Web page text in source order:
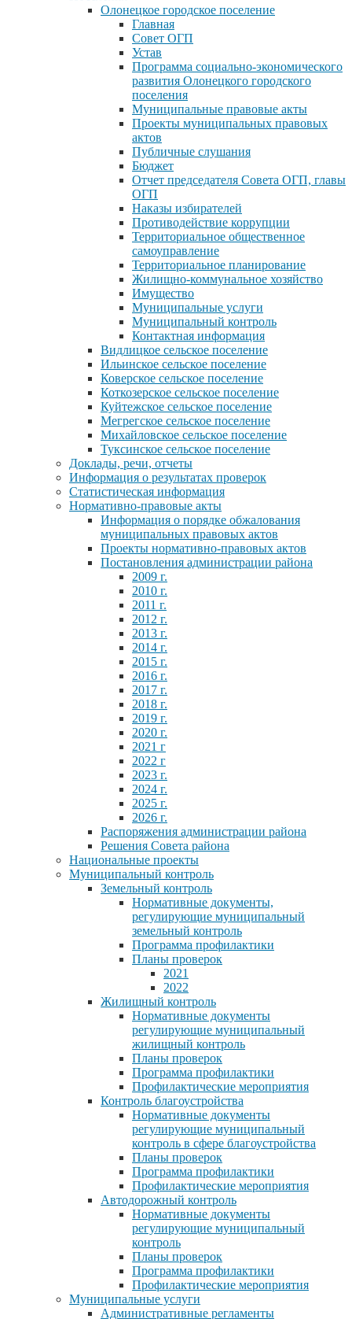
Олонецкое городское поселение
Главная
Совет ОГП
Устав
Программа социально-экономического
развития Олонецкого городского
поселения
Муниципальные правовые акты
Проекты муниципальных правовых
актов
Публичные слушания
Бюджет
Отчет председателя Совета ОГП, главы
ОГП
Наказы избирателей
Противодействие коррупции
Территориальное общественное
самоуправление
Территориальное планирование
Жилищно-коммунальное хозяйство
Имущество
Муниципальные услуги
Муниципальный контроль
Контактная информация
Видлицкое сельское поселение
Ильинское сельское поселение
Коверское сельское поселение
Коткозерское сельское поселение
Куйтежское сельское поселение
Мегрегское сельское поселение
Михайловское сельское поселение
Туксинское сельское поселение
Доклады, речи, отчеты
Информация о результатах проверок
Статистическая информация
Нормативно-правовые акты
Информация о порядке обжалования
муниципальных правовых актов
Проекты нормативно-правовых актов
Постановления администрации района
2009 г.
2010 г.
2011 г.
2012 г.
2013 г.
2014 г.
2015 г.
2016 г.
2017 г.
2018 г.
2019 г.
2020 г.
2021 г
2022 г
2023 г.
2024 г.
2025 г.
2026 г.
Распоряжения администрации района
Решения Совета района
Национальные проекты
Муниципальный контроль
Земельный контроль
Нормативные документы,
регулирующие муниципальный
земельный контроль
Программа профилактики
Планы проверок
2021
2022
Жилищный контроль
Нормативные документы
регулирующие муниципальный
жилищный контроль
Планы проверок
Программа профилактики
Профилактические мероприятия
Контроль благоустройства
Нормативные документы
регулирующие муниципальный
контроль в сфере благоустройства
Планы проверок
Программа профилактики
Профилактические мероприятия
Автодорожный контроль
Нормативные документы
регулирующие муниципальный
контроль
Планы проверок
Программа профилактики
Профилактические мероприятия
Муниципальные услуги
Административные регламенты